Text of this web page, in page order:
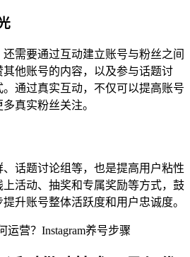
需要通过互动建立账号与粉丝之间
他账号的内容，以及参与话题讨
通过真实互动，不仅可以提高账号
真实粉丝关注。
话题讨论组等，也是提高用户粘性
活动、抽奖和专属奖励等方式，鼓
升账号整体活跃度和用户忠诚度。